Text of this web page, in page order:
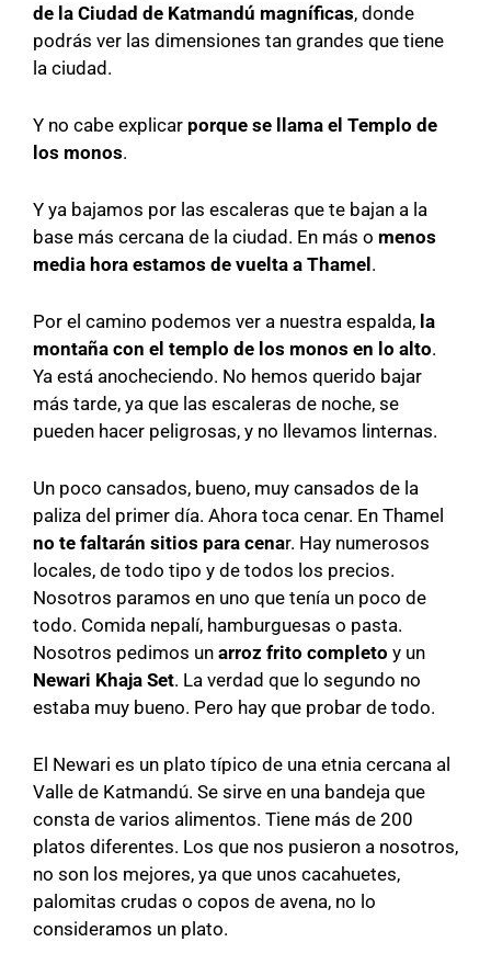
de la Ciudad de Katmandú magníficas, donde
podrás ver las dimensiones tan grandes que tiene
la ciudad.
Y no cabe explicar porque se llama el Templo de
los monos.
Y ya bajamos por las escaleras que te bajan a la
base más cercana de la ciudad. En más o menos
media hora estamos de vuelta a Thamel.
Por el camino podemos ver a nuestra espalda, la
montaña con el templo de los monos en lo alto.
Ya está anocheciendo. No hemos querido bajar
más tarde, ya que las escaleras de noche, se
pueden hacer peligrosas, y no llevamos linternas.
Un poco cansados, bueno, muy cansados de la
paliza del primer día. Ahora toca cenar. En Thamel
no te faltarán sitios para cenar. Hay numerosos
locales, de todo tipo y de todos los precios.
Nosotros paramos en uno que tenía un poco de
todo. Comida nepalí, hamburguesas o pasta.
Nosotros pedimos un arroz frito completo y un
Newari Khaja Set. La verdad que lo segundo no
estaba muy bueno. Pero hay que probar de todo.
El Newari es un plato típico de una etnia cercana al
Valle de Katmandú. Se sirve en una bandeja que
consta de varios alimentos. Tiene más de 200
platos diferentes. Los que nos pusieron a nosotros,
no son los mejores, ya que unos cacahuetes,
palomitas crudas o copos de avena, no lo
consideramos un plato.